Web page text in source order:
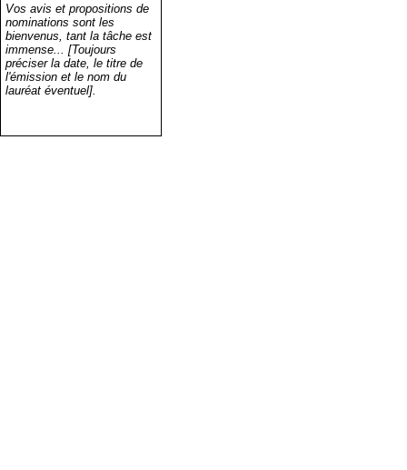
Vos avis et propositions de
nominations sont les
bienvenus, tant la tâche est
immense... [Toujours
préciser la date, le titre de
l'émission et le nom du
lauréat éventuel].